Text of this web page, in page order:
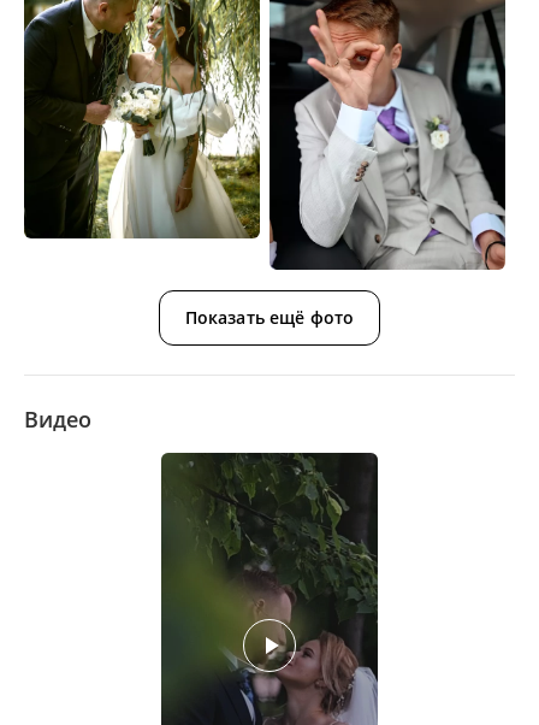
Показать ещё фото
Видео